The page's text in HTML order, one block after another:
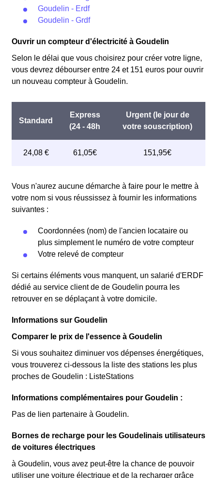
Goudelin - Erdf
Goudelin - Grdf
Ouvrir un compteur d'électricité à Goudelin
Selon le délai que vous choisirez pour créer votre ligne,
vous devrez débourser entre 24 et 151 euros pour ouvrir
un nouveau compteur à Goudelin.
Vous n'aurez aucune démarche à faire pour le mettre à
votre nom si vous réussissez à fournir les informations
suivantes :
Coordonnées (nom) de l'ancien locataire ou
plus simplement le numéro de votre compteur
Votre relevé de compteur
Si certains éléments vous manquent, un salarié d'ERDF
dédié au service client de de Goudelin pourra les
retrouver en se déplaçant à votre domicile.
Informations sur Goudelin
Comparer le prix de l'essence à Goudelin
Si vous souhaitez diminuer vos dépenses énergétiques,
vous trouverez ci-dessous la liste des stations les plus
proches de Goudelin : ListeStations
Informations complémentaires pour Goudelin :
Pas de lien partenaire à Goudelin.
Bornes de recharge pour les Goudelinais utilisateurs
de voitures électriques
à Goudelin, vous avez peut-être la chance de pouvoir
utiliser une voiture électrique et de la recharger grâce